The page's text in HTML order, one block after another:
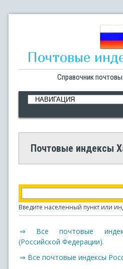
Почтовые
Справочник
Почтовые индексы
Введите населенный пункт или
⇒ Все почтовые
(Российской Федерации).
⇒ Все почтовые индексы